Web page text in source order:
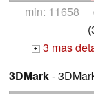
min: 11658
+ 3 mas
3DMark-